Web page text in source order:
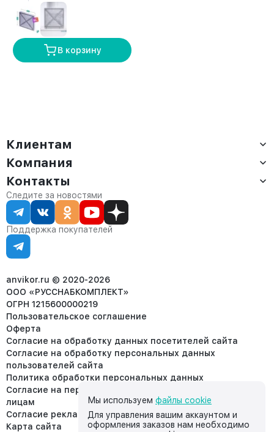
В корзину
Клиентам
Доставка
Оплата
Сервис
Статус заказа
Статьи
Компания
О компании
Контакты
Партнёрам
Контакты
Отдел продаж:
8 (800) 234-22-62
corp@anvikor.ru
Ежедневно, с 7:00-19:00 (МСК)
Отдел рекламации:
8 (953) 455-25-61
Следите за новостями
Поддержка покупателей
anvikor.ru © 2020-2026
ООО «РУССНАБКОМПЛЕКТ»
ОГРН 1215600000219
Пользовательское соглашение
Оферта
Согласие на обработку данных посетителей сайта
Согласие на обработку персональных данных
пользователей сайта
Политика обработки персональных данных
Согласие на передачу персональных данных третьим
лицам
Согласие реклама
Карта сайта
Мы используем файлы cookie
Для управления вашим аккаунтом и
оформления заказов нам необходимо